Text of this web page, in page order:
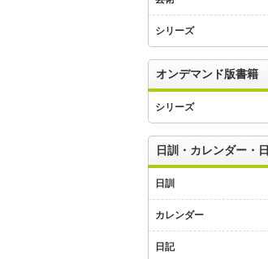
シリーズ
オンデマンド版書籍
シリーズ
日訓・カレンダー・
日訓
カレンダー
日記